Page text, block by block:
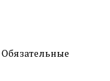
Обязательные